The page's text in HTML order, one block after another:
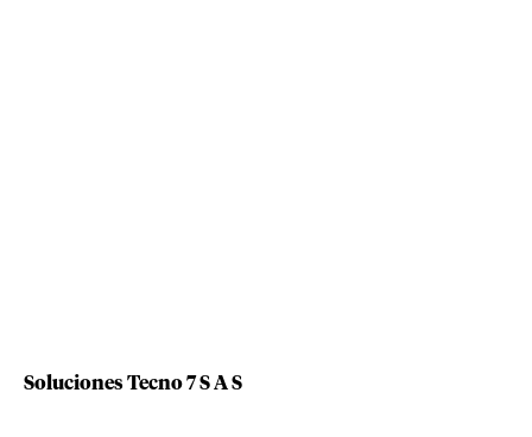
Soluciones Tecno 7 S A S